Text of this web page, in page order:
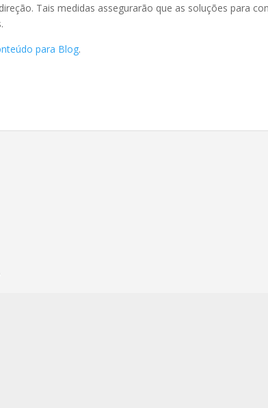
Tais medidas assegurarão que as soluções para
para Blog.